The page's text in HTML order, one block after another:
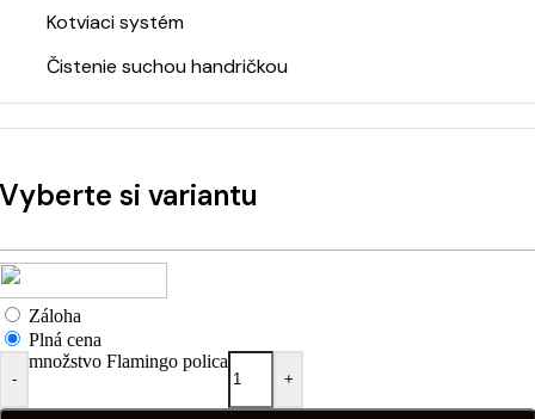
Kotviaci systém
Čistenie suchou handričkou
Vyberte si variantu
Záloha
Plná cena
-
množstvo Flamingo polica
+